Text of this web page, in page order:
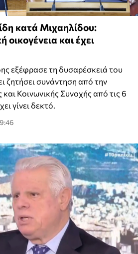
κατά Μιχαηλίδου:
οικογένεια και έχει
εξέφρασε τη δυσαρέσκειά του
ζητήσει συνάντηση από την
Κοινωνικής Συνοχής από τις 6
γίνει δεκτό.